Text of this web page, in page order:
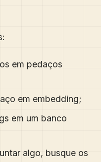
em pedaços
em embedding;
em um banco
algo, busque os